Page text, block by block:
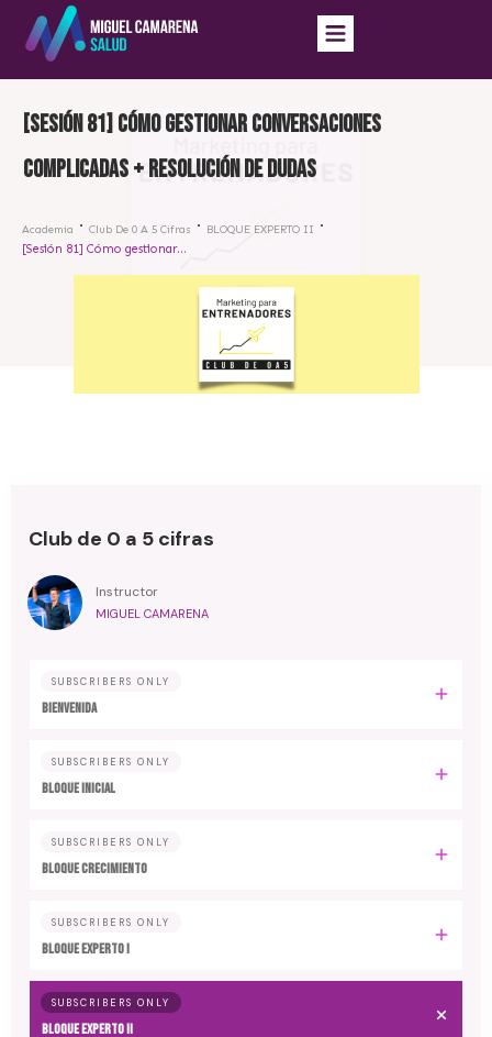
[Sesión 81] Cómo gestionar conversaciones
complicadas + resolución de dudas
Academia Club De 0 A 5 Cifras BLOQUE EXPERTO II
[Sesión 81] Cómo gestionar conversaciones complicadas + resolución de dudas
Club de 0 a 5 cifras
Instructor
MIGUEL CAMARENA
SUBSCRIBERS ONLY
BIENVENIDA
SUBSCRIBERS ONLY
BLOQUE INICIAL
SUBSCRIBERS ONLY
BLOQUE CRECIMIENTO
SUBSCRIBERS ONLY
BLOQUE EXPERTO I
SUBSCRIBERS ONLY
BLOQUE EXPERTO II